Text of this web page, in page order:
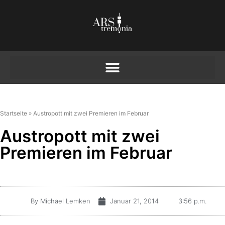
Startseite » Austropott mit zwei Premieren im Februar
Austropott mit zwei
Premieren im Februar
By Michael Lemken Januar 21, 2014 3:56 p.m.